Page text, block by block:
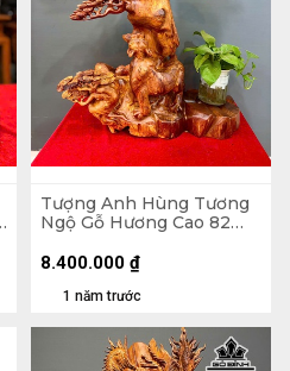
Tượng Anh Hùng Tương
Ngộ Gỗ Hương Cao 82
1 năm trước
8.400.000 ₫